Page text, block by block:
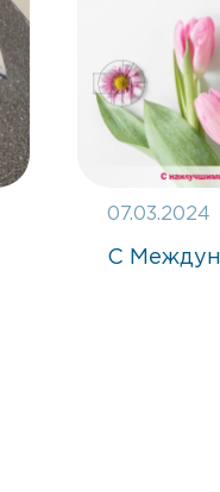
07.03.2024
С